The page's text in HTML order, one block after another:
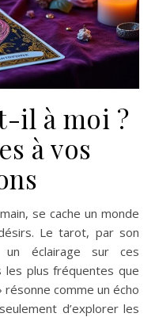
il à moi ?
à vos
Le tarot, par son
éclairage sur ces
les plus fréquentes que
résonne comme un écho
d’explorer les